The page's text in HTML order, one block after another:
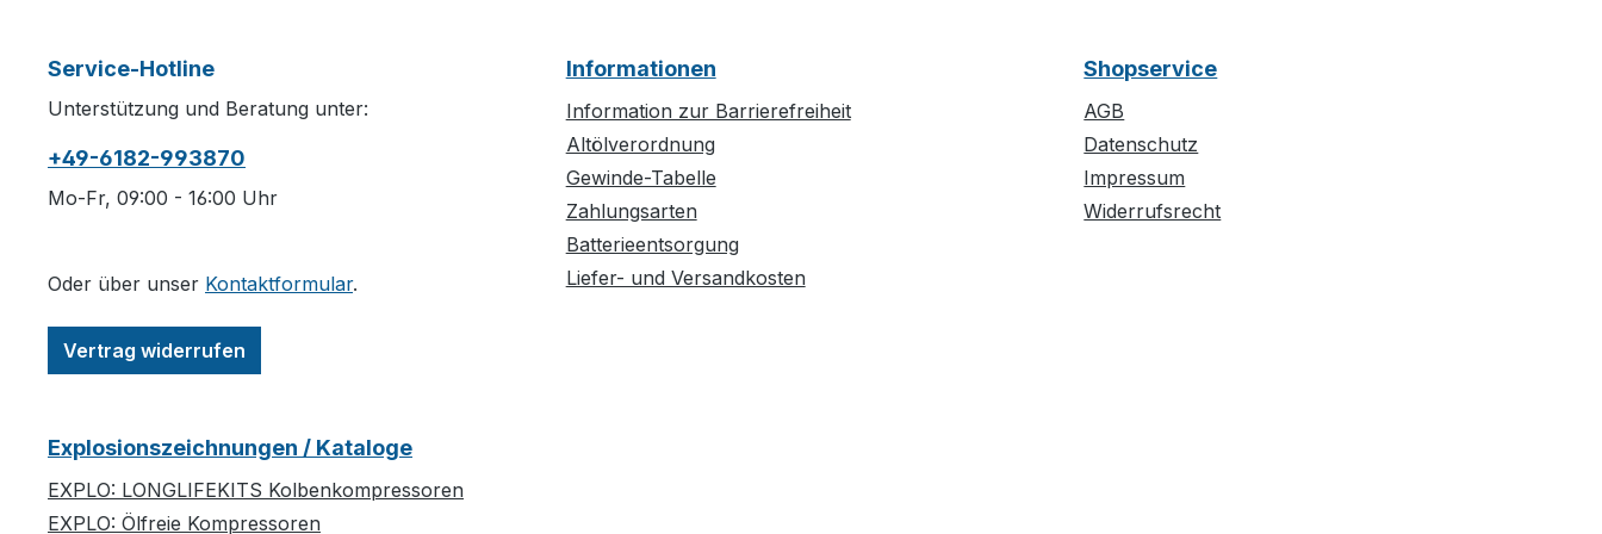
Service-Hotline
Unterstützung und Beratung unter:
+49-6182-993870
Mo-Fr, 09:00 - 16:00 Uhr
Oder über unser Kontaktformular.
Vertrag widerrufen
Informationen
Information zur Barrierefreiheit
Altölverordnung
Gewinde-Tabelle
Zahlungsarten
Batterieentsorgung
Liefer- und Versandkosten
Shopservice
AGB
Datenschutz
Impressum
Widerrufsrecht
Explosionszeichnungen / Kataloge
EXPLO: LONGLIFEKITS Kolbenkompressoren
EXPLO: Ölfreie Kompressoren